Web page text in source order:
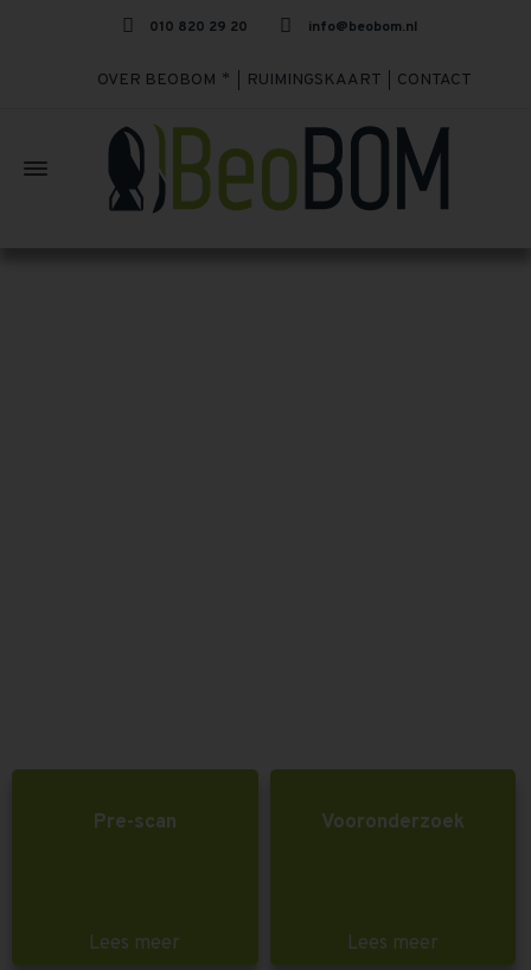
010 820 29 20 info@beobom.nl
OVER BEOBOM RUIMINGSKAART CONTACT
Pre-scan
Lees meer
Vooronderzoek
Lees meer